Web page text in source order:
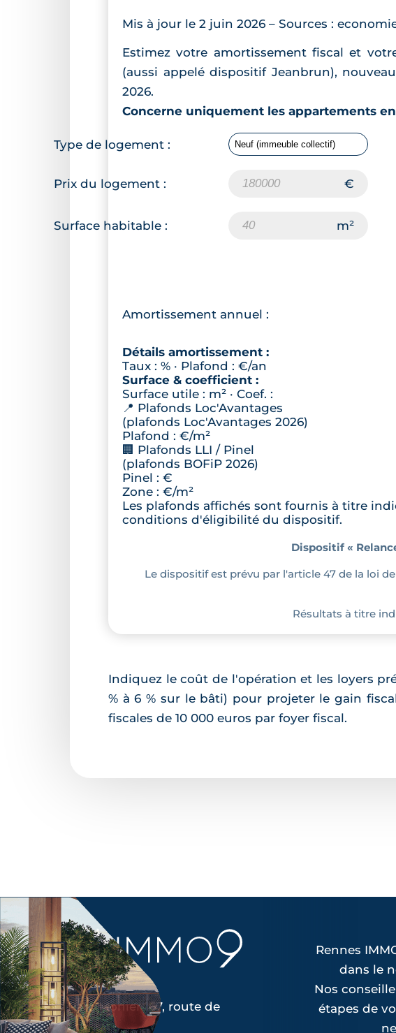
Mis à jour le 2 juin 2026 – Sources :
Estimez votre amortissement fiscal et
(aussi appelé dispositif Jeanbrun),
2026.
Concerne uniquement les appartements
Type de logement :
Prix du logement :
Surface habitable :
Amortissement annuel :
Détails amortissement :
Taux : % · Plafond : €/an
Surface & coefficient :
Surface utile : m² · Coef. :
📍 Plafonds Loc'Avantages
(plafonds Loc'Avantages 2026)
Plafond : €/m²
🏢 Plafonds LLI / Pinel
(plafonds BOFiP 2026)
Pinel : €
Zone : €/m²
Les plafonds affichés sont fournis à titre
conditions d'éligibilité du dispositif.
Dispositif «
Le dispositif est prévu par l'article 47 de la loi
Résultats à titre
Indiquez le coût de l'opération et les loyers
% à 6 % sur le bâti) pour projeter le gain
fiscales de 10 000 euros par foyer fiscal.
Parc Monier 167, route de
Lorient
Rennes
dans le
Nos
étapes de